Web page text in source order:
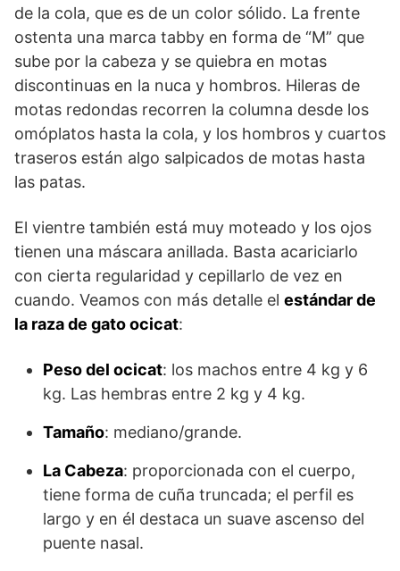
de la cola, que es de un color sólido. La frente
ostenta una marca tabby en forma de “M” que
sube por la cabeza y se quiebra en motas
discontinuas en la nuca y hombros. Hileras de
motas redondas recorren la columna desde los
omóplatos hasta la cola, y los hombros y cuartos
traseros están algo salpicados de motas hasta
las patas.
El vientre también está muy moteado y los ojos
tienen una máscara anillada. Basta acariciarlo
con cierta regularidad y cepillarlo de vez en
cuando. Veamos con más detalle el estándar de
la raza de gato ocicat:
Peso del ocicat: los machos entre 4 kg y 6
kg. Las hembras entre 2 kg y 4 kg.
Tamaño: mediano/grande.
La Cabeza: proporcionada con el cuerpo,
tiene forma de cuña truncada; el perfil es
largo y en él destaca un suave ascenso del
puente nasal.